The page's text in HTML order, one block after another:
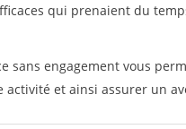
qui prenaient du
sans engagement vous
activité et ainsi assurer un